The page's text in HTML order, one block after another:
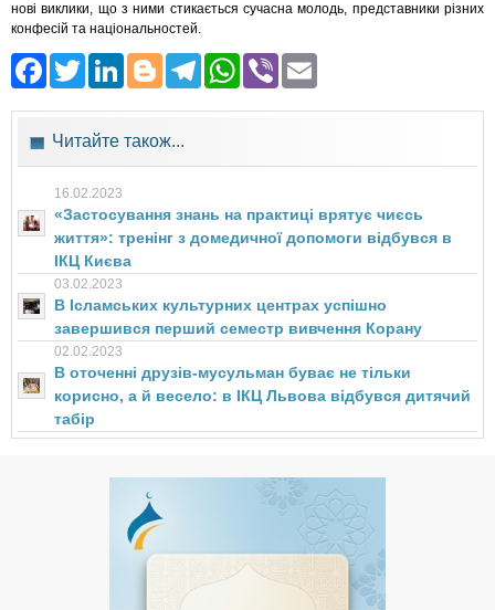
нові виклики, що з ними стикається сучасна молодь, представники різних
конфесій та національностей.
Facebook
Twitter
LinkedIn
Blogger
Telegram
WhatsApp
Viber
Читайте також...
16.02.2023
«Застосування знань на практиці врятує чиєсь
життя»: тренінг з домедичної допомоги відбувся в
ІКЦ Києва
03.02.2023
В Ісламських культурних центрах успішно
завершився перший семестр вивчення Корану
02.02.2023
В оточенні друзів-мусульман буває не тільки
корисно, а й весело: в ІКЦ Львова відбувся дитячий
табір